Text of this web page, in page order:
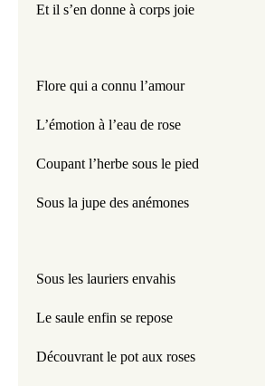
Et il s’en donne à corps joie
Flore qui a connu l’amour
L’émotion à l’eau de rose
Coupant l’herbe sous le pied
Sous la jupe des anémones
Sous les lauriers envahis
Le saule enfin se repose
Découvrant le pot aux roses